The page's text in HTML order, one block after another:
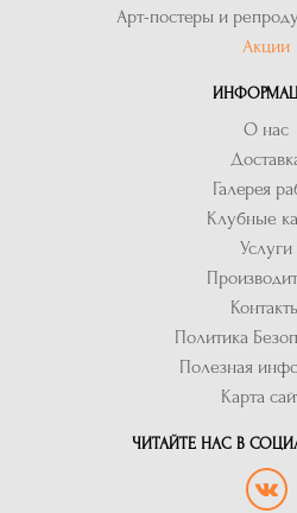
Арт-постеры и
Акции
О нас
Галерея
Клубные
Услуги
Политика
Полезная
Карта
ЧИТАЙТЕ НАС В